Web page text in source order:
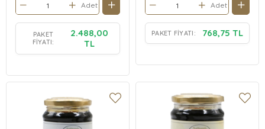
Adet
PAKET
FIYATI:
2.488,00
TL
Adet
PAKET FIYATI: 768,75 TL